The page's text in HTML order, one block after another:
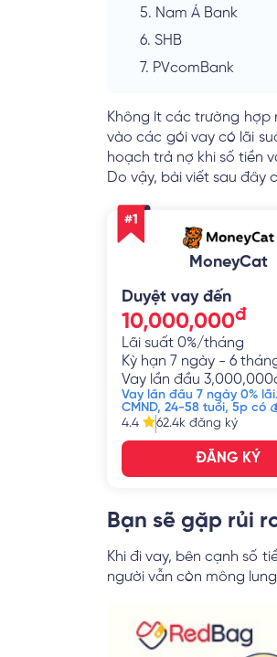
5. Nam Á Bank
6. SHB
7. PVcomBank
Không ít các trường hợp
vào các gói vay có lãi
hoạch trả nợ khi số tiền
Do vậy, bài viết sau đây
MoneyCat
Duyệt vay đến
10,000,000đ
Lãi suất 0%/tháng
Kỳ hạn 7 ngày - 6
Vay lần đầu 3,000,000
Vay lần đầu 7 ngày 0%
CMND, 24-58 tuổi, 5p có
4.4
62.4k đăng ký
ĐĂNG KÝ
Bạn sẽ gặp rủi
Khi đi vay, bên cạnh số
người vẫn còn mông